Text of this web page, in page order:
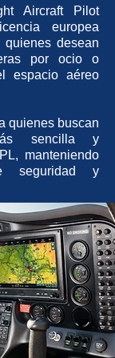
Aircraft Pilot
europea
desean
por ocio o
espacio aéreo
quienes buscan
sencilla y
manteniendo
seguridad y